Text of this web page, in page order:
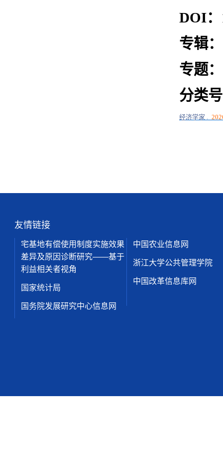
DOI：
专辑：
专题：
分类
经济学家 .
友情链接
宅基地有偿使用制度实施效果
差异及原因诊断研究——基于
利益相关者视角
国家统计局
国务院发展研究中心信息网
中国农业信息网
浙江大学公共管理学院
中国改革信息库网